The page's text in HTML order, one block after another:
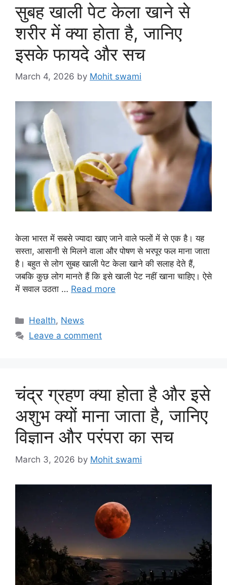
सुबह खाली पेट केला खाने से
शरीर में क्या होता है, जानिए
इसके फायदे और सच
March 4, 2026 by Mohit swami
केला भारत में सबसे ज्यादा खाए जाने वाले फलों में से एक है। यह
सस्ता, आसानी से मिलने वाला और पोषण से भरपूर फल माना जाता
है। बहुत से लोग सुबह खाली पेट केला खाने की सलाह देते हैं,
जबकि कुछ लोग मानते हैं कि इसे खाली पेट नहीं खाना चाहिए। ऐसे
में सवाल उठता … Read more
Categories
Health, News
Leave a comment
चंद्र ग्रहण क्या होता है और इसे
अशुभ क्यों माना जाता है, जानिए
विज्ञान और परंपरा का सच
March 3, 2026 by Mohit swami